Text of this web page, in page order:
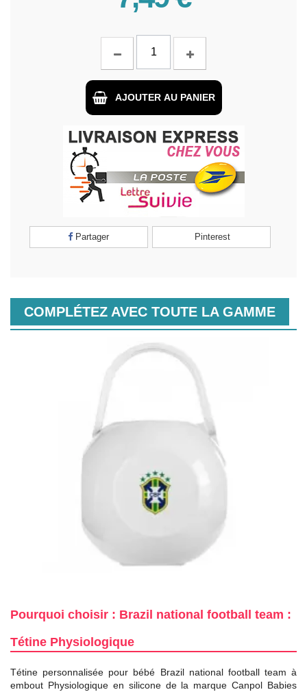
AJOUTER AU PANIER
Partager Pinterest
COMPLÉTEZ AVEC TOUTE LA GAMME
Pourquoi choisir : Brazil national football team :
Tétine Physiologique
Tétine personnalisée pour bébé Brazil national football team à
embout Physiologique en silicone de la marque Canpol Babies